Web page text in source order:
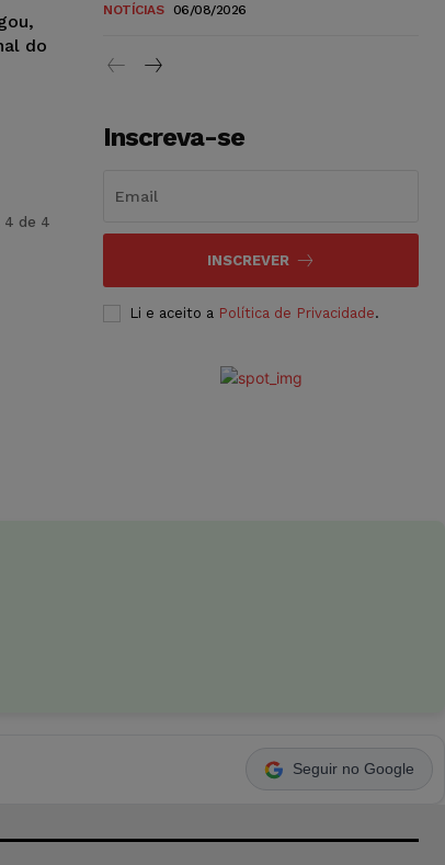
do
4 de 4
NOTÍCIAS 06/08/2026
Inscreva-se
INSCREVER
Li e aceito a Política de Privacidade.
Seguir no Google